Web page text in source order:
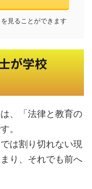
見ることができます
が学校
、「法律と教育の
。
は割り切れない現
り、それでも前へ